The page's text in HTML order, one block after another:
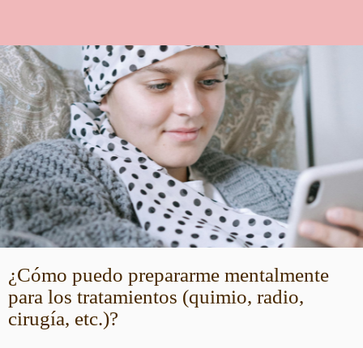
¿Cómo puedo prepararme mentalmente
para los tratamientos (quimio, radio,
cirugía, etc.)?